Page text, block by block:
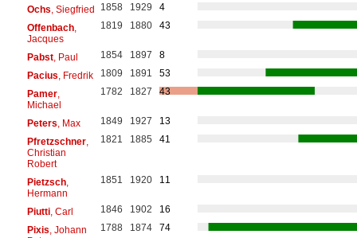
Ochs , Siegfried 1858 1929
4
Offenbach,
Jacques
1819 1880 43
Pabst, Paul 1854 1897
8
Pacius , Fredrik 1809 1891
53
Pamer,
Michael
1782 1827 43
Peters , Max 1849 1927
13
Pfretzschner,
Christian
Robert
1821 1885 41
Pietzsch,
Hermann
1851 1920 11
Piutti, Carl 1846 1902
16
Pixis , Johann
1788 1874 74